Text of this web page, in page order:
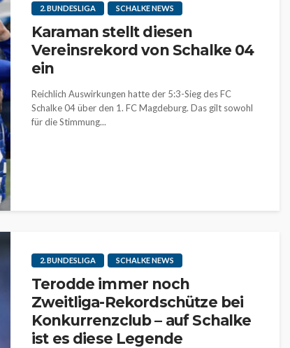
2. BUNDESLIGA SCHALKE NEWS
Karaman stellt diesen
Vereinsrekord von Schalke 04
ein
Reichlich Auswirkungen hatte der 5:3-Sieg des FC
Schalke 04 über den 1. FC Magdeburg. Das gilt sowohl
für die Stimmung...
2. BUNDESLIGA SCHALKE NEWS
Terodde immer noch
Zweitliga-Rekordschütze bei
Konkurrenzclub – auf Schalke
ist es diese Legende